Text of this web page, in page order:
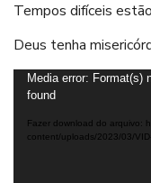
Tempos difíceis
Deus tenha
Tocador
de
vídeo
Media error: Format(s)
found
Fazer download do arquivo:
content/uploads/2023/03/